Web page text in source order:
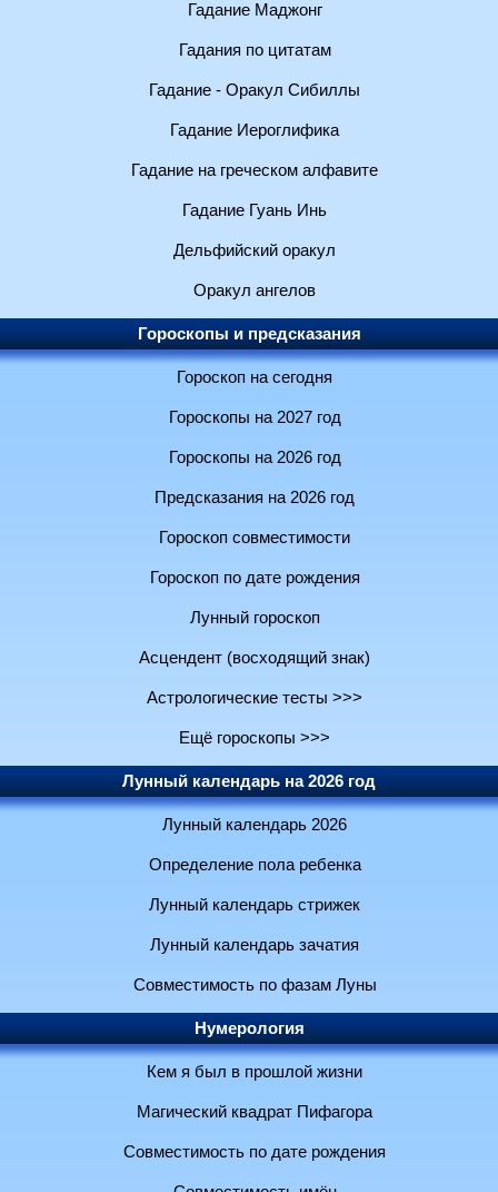
Гадание Маджонг
Гадания по цитатам
Гадание - Оракул Сибиллы
Гадание Иероглифика
Гадание на греческом алфавите
Гадание Гуань Инь
Дельфийский оракул
Оракул ангелов
Гороскопы и предсказания
Гороскоп на сегодня
Гороскопы на 2027 год
Гороскопы на 2026 год
Предсказания на 2026 год
Гороскоп совместимости
Гороскоп по дате рождения
Лунный гороскоп
Асцендент (восходящий знак)
Астрологические тесты >>>
Ещё гороскопы >>>
Лунный календарь на 2026 год
Лунный календарь 2026
Определение пола ребенка
Лунный календарь стрижек
Лунный календарь зачатия
Совместимость по фазам Луны
Нумерология
Кем я был в прошлой жизни
Магический квадрат Пифагора
Совместимость по дате рождения